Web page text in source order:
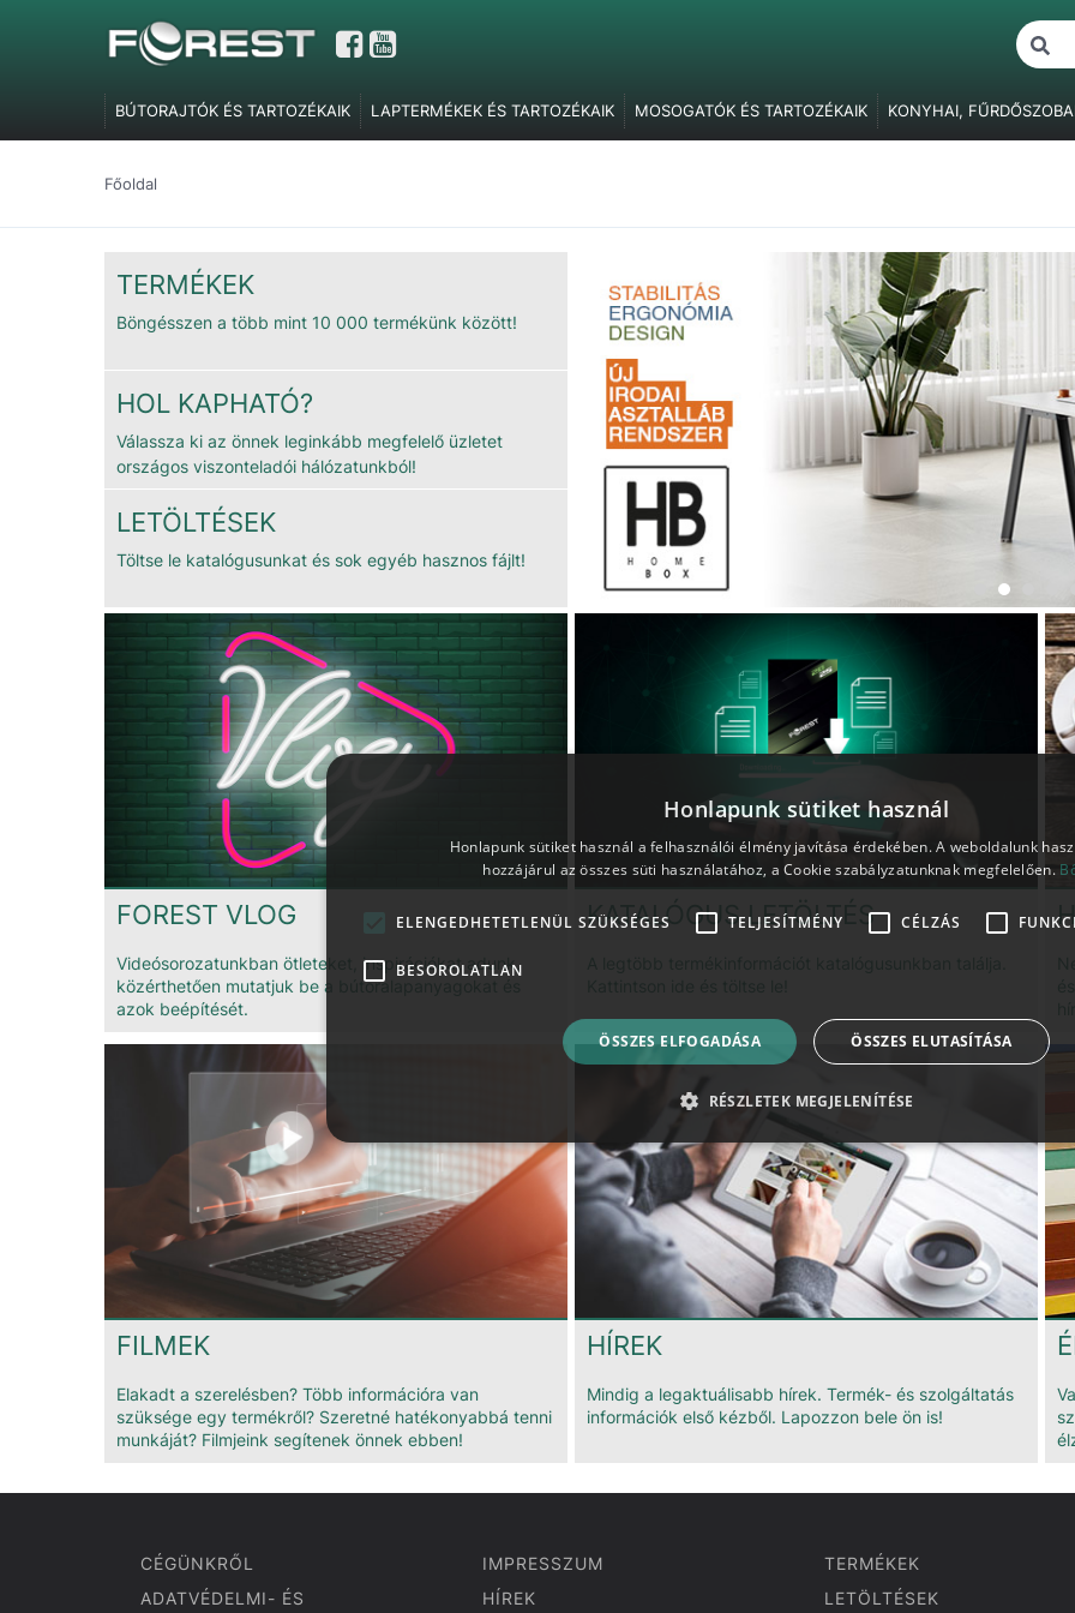
BÚTORAJTÓK ÉS TARTOZÉKAIK LAPTERMÉKEK ÉS TARTOZÉKAIK MOSOGATÓK ÉS TARTOZÉKAIK
KONYHAI,
GARDRÓBELEMEK, POLCTARTÓK ÉS SZOBAI KIEGÉSZÍTŐK
BÚTORVILÁGÍTÁS FOGANTYÚK, FOGASOK BÚTORPÁNTOK
TOLÓAJTÓ VASALATOK
Főoldal
TERMÉKEK
Böngésszen a több mint 10 000 termékünk között!
HOL KAPHATÓ?
Válassza ki az önnek leginkább megfelelő üzletet
országos viszonteladói hálózatunkból!
LETÖLTÉSEK
Töltse le katalógusunkat és sok egyéb hasznos fájlt!
FOREST VLOG
Videósorozatunkban ötleteket, inspirációkat adunk,
közérthetően mutatjuk be a bútoralapanyagokat és
azok beépítését.
KATALÓGUS LETÖLTÉS
FILMEK
Elakadt a szerelésben? Több információra van
szüksége egy termékről? Szeretné hatékonyabbá tenni
munkáját? Filmjeink segítenek önnek ebben!
HÍREK
Mindig a legaktuálisabb hírek. Termék- és szolgáltatás
információk első kézből. Lapozzon bele ön is!
CÉGÜNKRŐL
ADATVÉDELMI- ÉS
IMPRESSZUM
HÍREK
TERMÉKEK
LETÖLTÉSEK
Honlapunk sütiket használ
Honlapunk sütiket használ a felhasználói élmény javítása érdekében. A weboldalunk
hozzájárul az összes süti használatához, a Cookie szabályzatunknak megfelelően.
ELENGEDHETETLENÜL SZÜKSÉGES TELJESÍTMÉNY CÉLZÁS
BESOROLATLAN
ÖSSZES ELFOGADÁSA ÖSSZES ELUTASÍTÁSA
RÉSZLETEK MEGJELENÍTÉSE